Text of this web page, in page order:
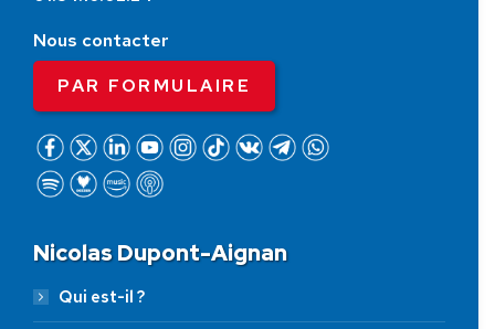
Nous contacter
PAR FORMULAIRE
Nicolas Dupont-Aignan
Qui est-il ?